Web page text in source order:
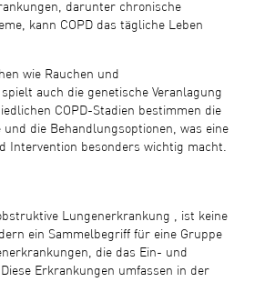
darunter chronische
kann COPD das tägliche Leben
wie Rauchen und
auch die genetische Veranlagung
COPD-Stadien bestimmen die
und die Behandlungsoptionen, was eine
Intervention besonders wichtig macht.
Lungenerkrankung , ist keine
ein Sammelbegriff für eine Gruppe
die das Ein- und
Erkrankungen umfassen in der